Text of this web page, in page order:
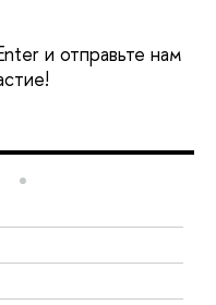
и отправьте нам